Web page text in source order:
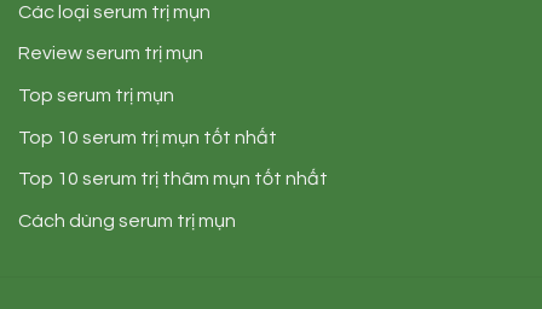
Các loại serum trị mụn
Review serum trị mụn
Top serum trị mụn
Top 10 serum trị mụn tốt nhất
Top 10 serum trị thâm mụn tốt nhất
Cách dùng serum trị mụn